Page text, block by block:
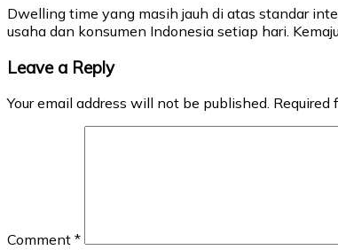
Dwelling time yang masih jauh di atas standar
usaha dan konsumen Indonesia setiap hari.
Leave a Reply
Your email address will not be published. Required
Comment *